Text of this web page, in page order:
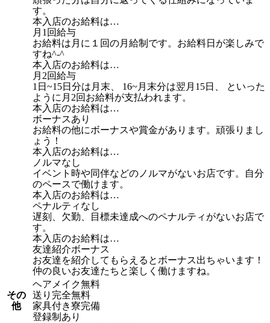
す。
本入店のお給料は…
月1回給与
お給料は月に１回の月給制です。お給料日が楽しみで
すね^-^
本入店のお給料は…
月2回給与
1日~15日分は月末、 16~月末分は翌月15日、 といった
ように月2回お給料が支払われます。
本入店のお給料は…
ボーナスあり
お給料の他にボーナスや賞金があります。頑張りまし
ょう！
本入店のお給料は…
ノルマなし
イベント時や同伴などのノルマがないお店です。自分
のペースで働けます。
本入店のお給料は…
ペナルティなし
遅刻、欠勤、目標未達成へのペナルティがないお店で
す。
本入店のお給料は…
友達紹介ボーナス
お友達を紹介してもらえるとボーナス出ちゃいます！
仲の良いお友達たちと楽しく働けますね。
その
他
ヘアメイク無料
送り完全無料
家具付き寮完備
登録制あり